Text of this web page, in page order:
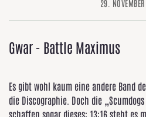
29.
Gwar - Battle Maximus
Es gibt wohl kaum eine andere Band
die Discographie. Doch die
schaffen sogar dieses: 13:16 steht es